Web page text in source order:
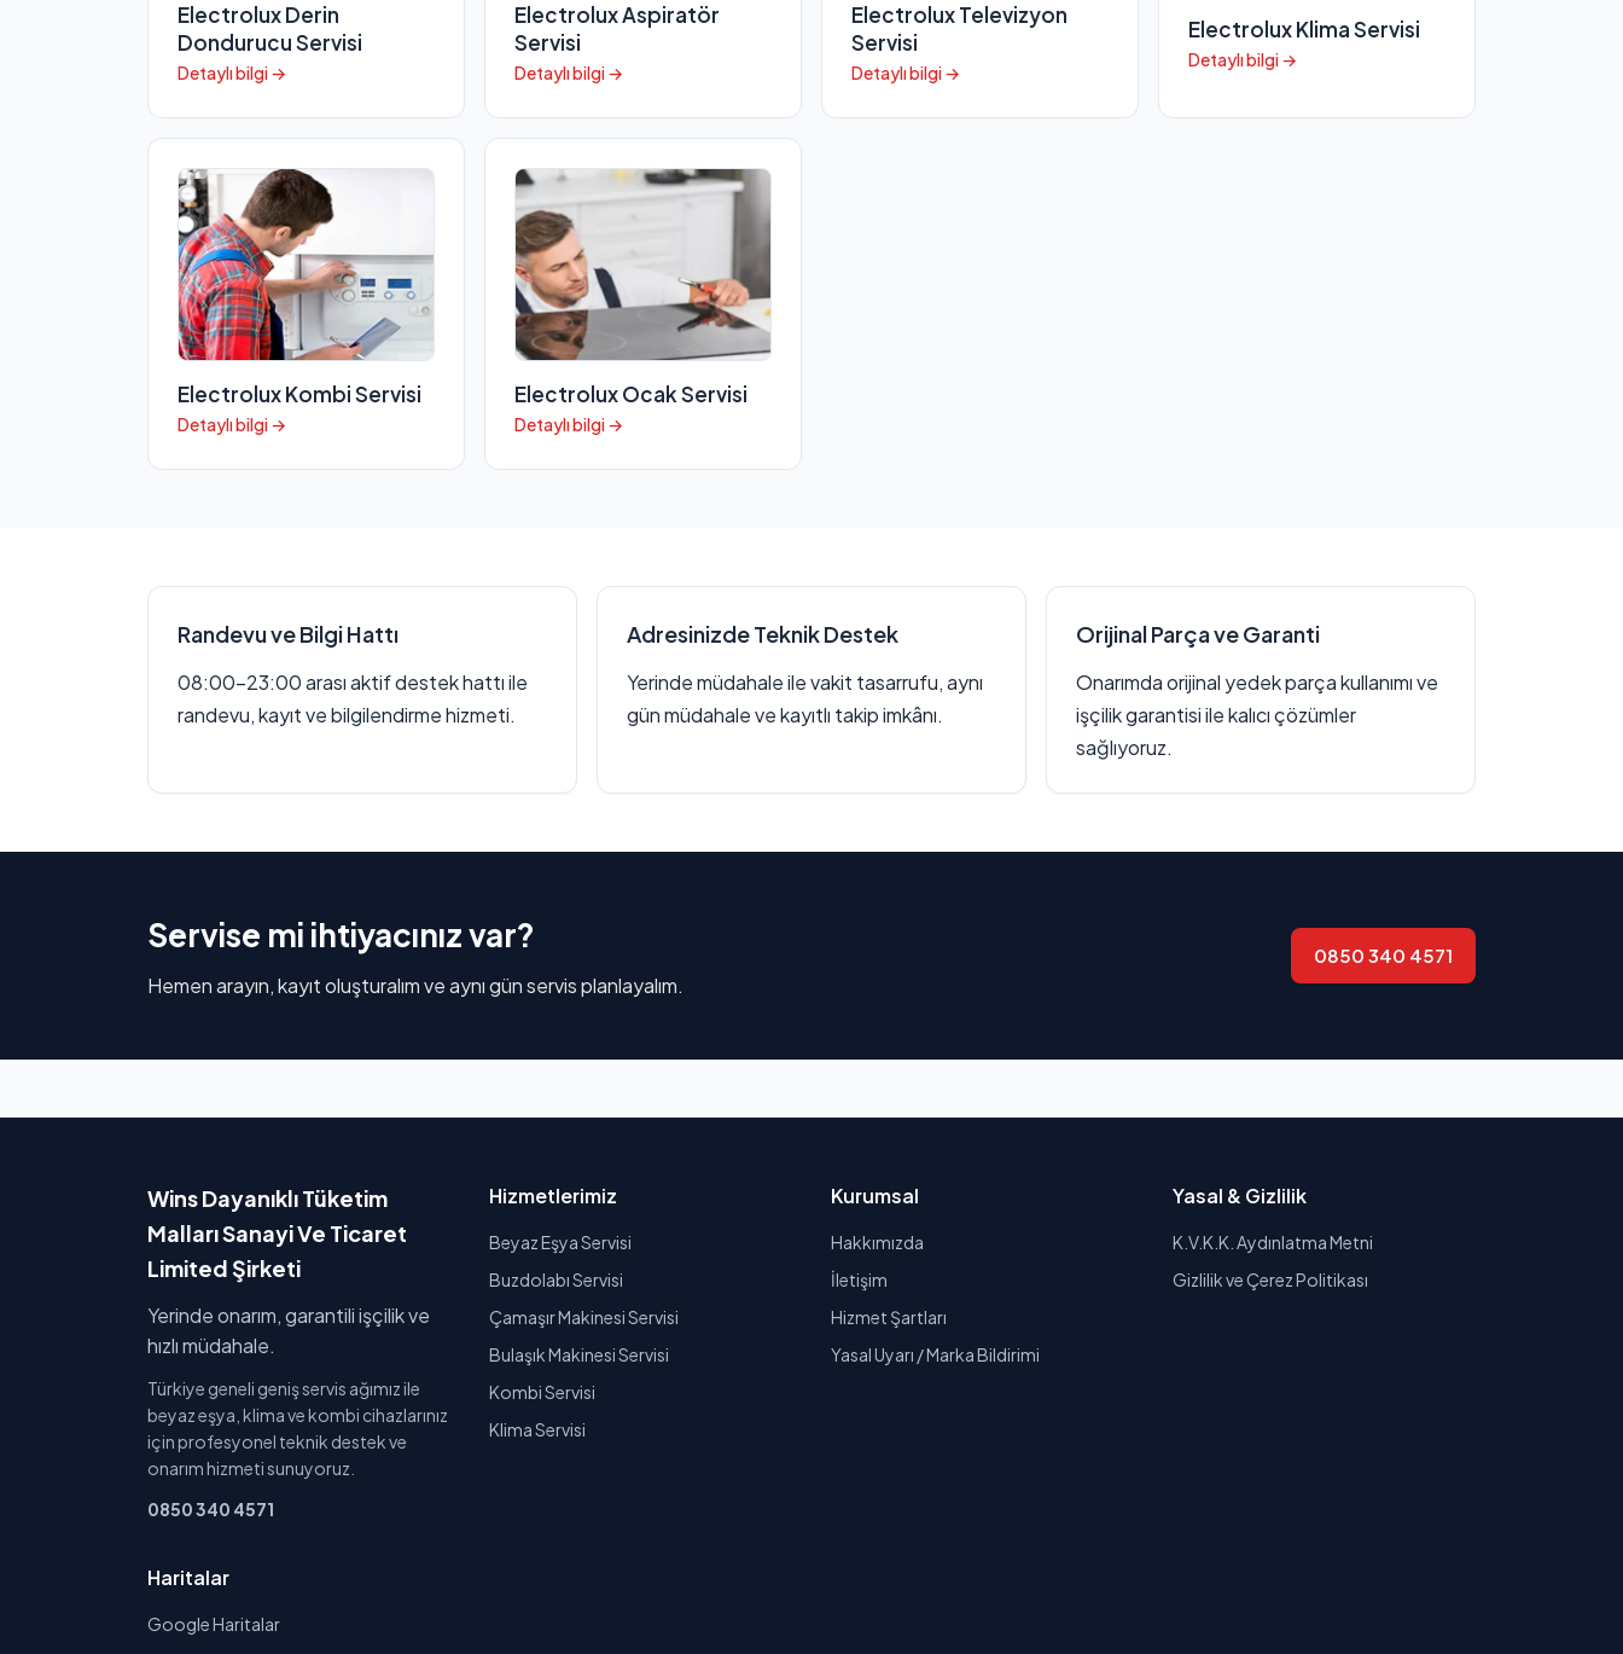
Electrolux Derin
Dondurucu Servisi
Detaylı bilgi →
Electrolux Aspiratör
Servisi
Detaylı bilgi →
Electrolux Televizyon
Servisi
Detaylı bilgi →
Electrolux Klima Servisi
Detaylı bilgi →
Electrolux Kombi Servisi
Detaylı bilgi →
Electrolux Ocak Servisi
Detaylı bilgi →
Randevu ve Bilgi Hattı
08:00–23:00 arası aktif destek hattı ile
randevu, kayıt ve bilgilendirme hizmeti.
Adresinizde Teknik Destek
Yerinde müdahale ile vakit tasarrufu, aynı
gün müdahale ve kayıtlı takip imkânı.
Orijinal Parça ve Garanti
Onarımda orijinal yedek parça kullanımı ve
işçilik garantisi ile kalıcı çözümler
sağlıyoruz.
Servise mi ihtiyacınız var?
Hemen arayın, kayıt oluşturalım ve aynı gün servis planlayalım.
0850 340 4571
Wins Dayanıklı Tüketim
Malları Sanayi Ve Ticaret
Limited Şirketi
Yerinde onarım, garantili işçilik ve
hızlı müdahale.
Türkiye geneli geniş servis ağımız ile
beyaz eşya, klima ve kombi cihazlarınız
için profesyonel teknik destek ve
onarım hizmeti sunuyoruz.
0850 340 4571
Hizmetlerimiz
Beyaz Eşya Servisi
Buzdolabı Servisi
Çamaşır Makinesi Servisi
Bulaşık Makinesi Servisi
Kombi Servisi
Klima Servisi
Kurumsal
Hakkımızda
İletişim
Hizmet Şartları
Yasal Uyarı / Marka Bildirimi
Yasal & Gizlilik
K.V.K.K. Aydınlatma Metni
Gizlilik ve Çerez Politikası
Haritalar
Google Haritalar